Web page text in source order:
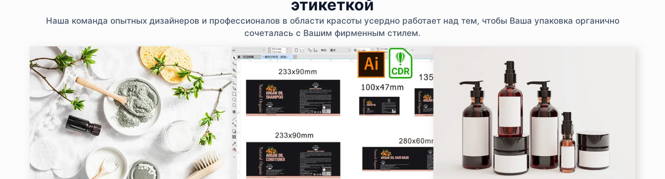
этикеткой
Наша команда опытных дизайнеров и профессионалов в области красоты усердно работает над тем, чтобы Ваша упаковка органично
сочеталась с Вашим фирменным стилем.